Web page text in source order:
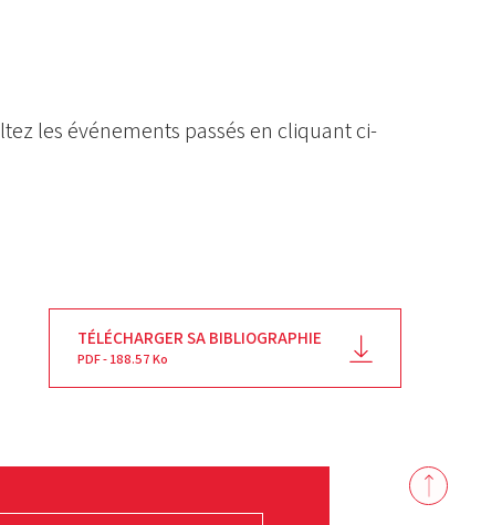
les événements passés en cliquant ci-
TÉLÉCHARGER SA BIBLIOGRAPHIE
PDF - 188.57 Ko
Back
to